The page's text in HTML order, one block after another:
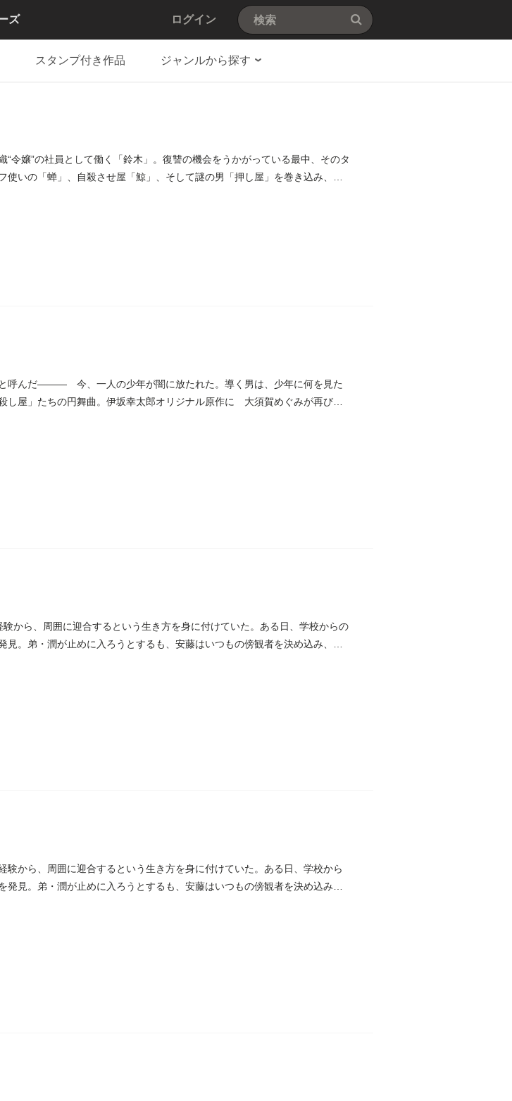
ズ ログイン
スタンプ付き作品 ジャンルから探す
“令嬢”の社員として働く「鈴木」。復讐の機会をうかがっている最中、そのタ
いの「蝉」、自殺させ屋「鯨」、そして謎の男「押し屋」を巻き込み、復
呼んだ――― 今、一人の少年が闇に放たれた。導く男は、少年に何を見た
」たちの円舞曲。伊坂幸太郎オリジナル原作に 大須賀めぐみが再び挑
から、周囲に迎合するという生き方を身に付けていた。ある日、学校からの
見。弟・潤が止めに入ろうとするも、安藤はいつもの傍観者を決め込み、警
験から、周囲に迎合するという生き方を身に付けていた。ある日、学校から
発見。弟・潤が止めに入ろうとするも、安藤はいつもの傍観者を決め込み、